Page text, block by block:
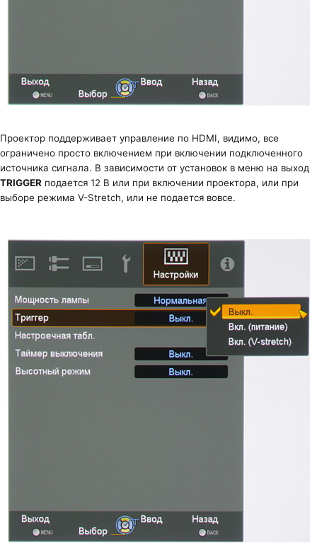
Проектор поддерживает управление по HDMI, видимо, все
ограничено просто включением при включении подключенного
источника сигнала. В зависимости от установок в меню на выход
TRIGGER подается 12 В или при включении проектора, или при
выборе режима V-Stretch, или не подается вовсе.